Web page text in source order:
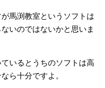
馬渕教室というソフトは
いのではないかと思いま
いるとうちのソフトは高
ら十分ですよ。